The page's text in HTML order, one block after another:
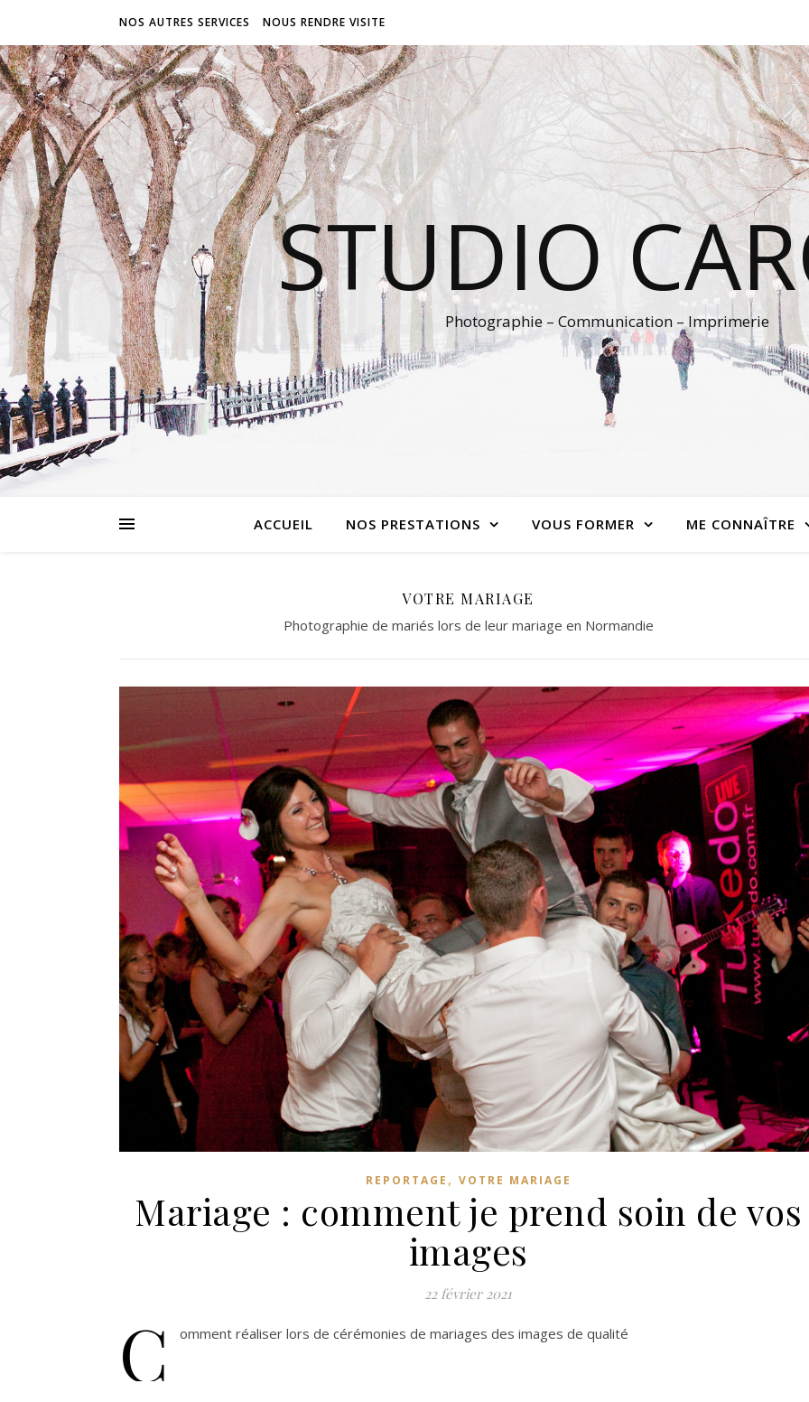
NOS AUTRES SERVICES NOUS RENDRE VISITE
STUDIO
Photographie – Communication – Imprimerie
ACCUEIL NOS PRESTATIONS VOUS FORMER ME CONNAÎTRE
VOTRE MARIAGE
Photographie de mariés lors de leur mariage en Normandie
REPORTAGE , VOTRE MARIAGE
Mariage : comment je prend soin de vos
images
22 février 2021
C omment réaliser lors de cérémonies de mariages des images de qualité